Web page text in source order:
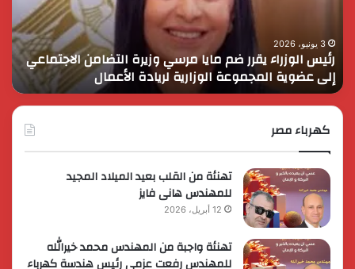
ضم مايا مرسي وزيرة التضامن الاجتماعي
الوزارية لريادة الأعمال
المسلحة
في
التنمية
وحماية
الأمن
القومي
3 يونيو، 2026
الرئيس السيسي
وحماية الأمن
كهرباء مصر
تهنئة من القلب بعيد الميلاد المجيد
للمهندس هانى فايز
12 أبريل، 2026
تهنئة واجبة من المهندس محمد خيرالله
للمهندس رفعت عزمى رئيس هندسة كهرباء